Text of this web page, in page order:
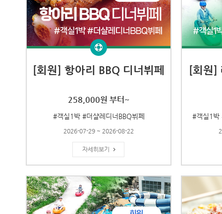
[회원] 항아리 BBQ 디너뷔페
258,000원 부터~
#객실1박 #더샬레디너BBQ뷔페
2026-07-29 ~ 2026-08-22
자세히보기
[회원]
#객실1박